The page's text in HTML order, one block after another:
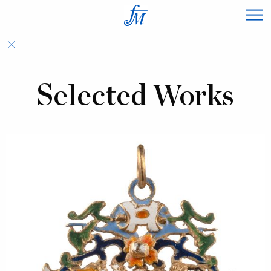
×
Selected Works